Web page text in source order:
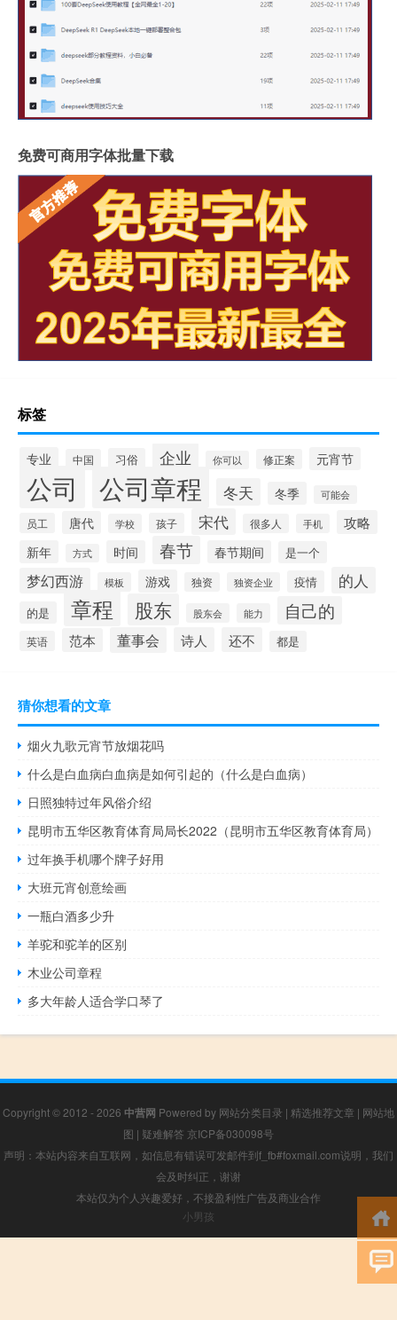
免费可商用字体批量下载
标签
专业 中国 习俗 企业 你可以 修正案 元宵节
公司 公司章程 冬天 冬季 可能会
员工 唐代 学校 孩子 宋代 很多人 手机 攻略
新年 方式 时间 春节 春节期间 是一个
梦幻西游 模板 游戏 独资 独资企业 疫情 的人
的是 章程 股东 股东会 能力 自己的
英语 范本 董事会 诗人 还不 都是
猜你想看的文章
烟火九歌元宵节放烟花吗
什么是白血病白血病是如何引起的（什么是白血病）
日照独特过年风俗介绍
昆明市五华区教育体育局局长2022（昆明市五华区教育体育局）
过年换手机哪个牌子好用
大班元宵创意绘画
一瓶白酒多少升
羊驼和驼羊的区别
木业公司章程
多大年龄人适合学口琴了
Copyright © 2012 - 2026 中营网 Powered by 网站分类目录 | 精选推荐文章 | 网站地
图 | 疑难解答 京ICP备030098号
声明：本站内容来自互联网，如信息有错误可发邮件到f_fb#foxmail.com说明，我们
会及时纠正，谢谢
本站仅为个人兴趣爱好，不接盈利性广告及商业合作
小男孩